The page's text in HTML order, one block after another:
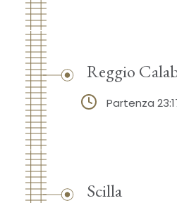
Reggio
Partenza
Scilla